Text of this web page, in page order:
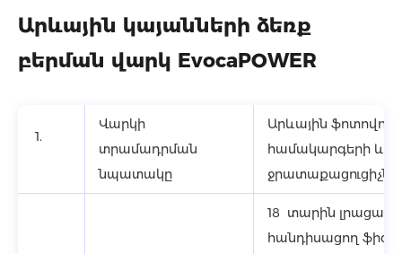
Արևային կայանների ձեռք
բերման վարկ EvocaPOWER
1.
Վարկի
տրամադրման
նպատակը
Արևային
համակարգերի և
18 տարին լրացած
հանդիսացող